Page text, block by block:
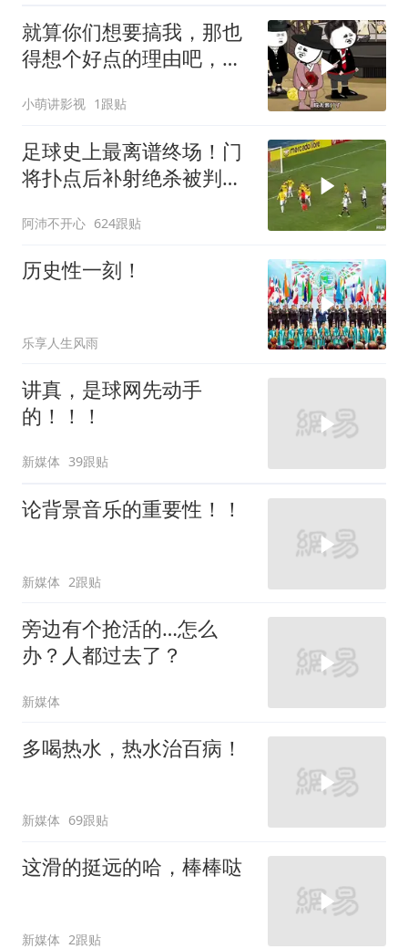
就算你们想要搞我，那也
得想个好点的理由吧，这
小萌讲影视 1跟贴
足球史上最离谱终场！门
将扑点后补射绝杀被判无
阿沛不开心 624跟贴
历史性一刻！
乐享人生风雨
讲真，是球网先动手
的！！！
新媒体 39跟贴
论背景音乐的重要性！！
新媒体 2跟贴
旁边有个抢活的…怎么
办？人都过去了？
新媒体
多喝热水，热水治百病！
新媒体 69跟贴
这滑的挺远的哈，棒棒哒
新媒体 2跟贴